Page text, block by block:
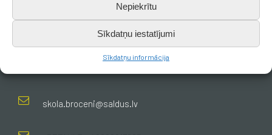
Nepiekrītu
Sīkdatņu iestatījumi
Sīkdatņu informācija
skola.broceni@saldus.lv